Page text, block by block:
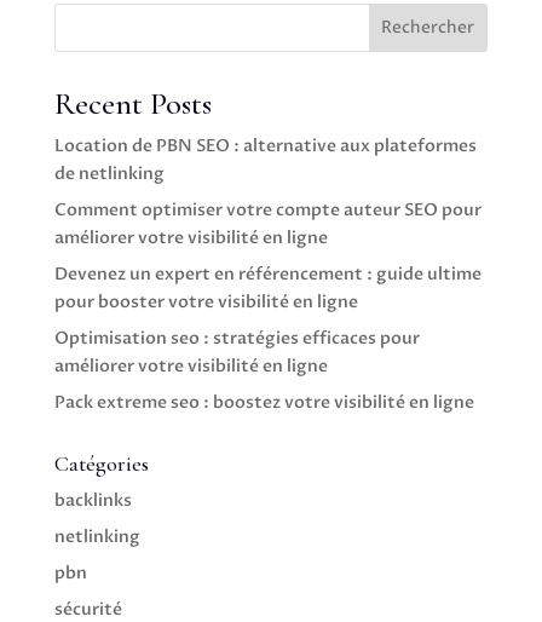
Rechercher
Recent Posts
Location de PBN SEO : alternative aux plateformes
de netlinking
Comment optimiser votre compte auteur SEO pour
améliorer votre visibilité en ligne
Devenez un expert en référencement : guide ultime
pour booster votre visibilité en ligne
Optimisation seo : stratégies efficaces pour
améliorer votre visibilité en ligne
Pack extreme seo : boostez votre visibilité en ligne
Catégories
backlinks
netlinking
pbn
sécurité